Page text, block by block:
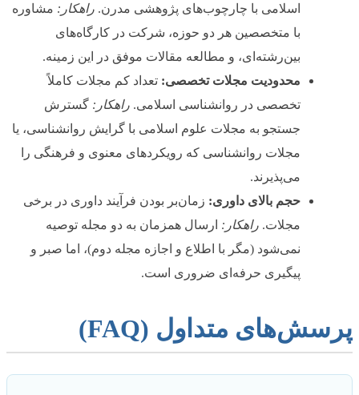
اسلامی با چارچوب‌های پژوهشی مدرن. راهکار: مشاوره
با متخصصین هر دو حوزه، شرکت در کارگاه‌های
بین‌رشته‌ای، و مطالعه مقالات موفق در این زمینه.
محدودیت مجلات تخصصی: تعداد کم مجلات کاملاً
تخصصی در روانشناسی اسلامی. راهکار: گسترش
جستجو به مجلات علوم اسلامی با گرایش روانشناسی، یا
مجلات روانشناسی که رویکردهای معنوی و فرهنگی را
می‌پذیرند.
حجم بالای داوری: زمان‌بر بودن فرآیند داوری در برخی
مجلات. راهکار: ارسال همزمان به دو مجله توصیه
نمی‌شود (مگر با اطلاع و اجازه مجله دوم)، اما صبر و
پیگیری حرفه‌ای ضروری است.
پرسش‌های متداول (FAQ)